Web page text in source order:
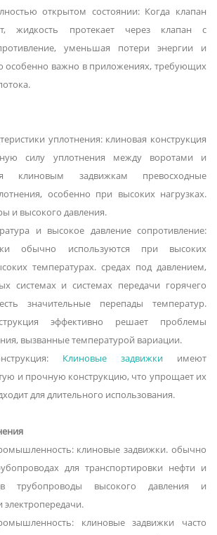
открытом состоянии: Когда клапан
жидкость протекает через клапан с
уменьшая потери энергии и
особенно важно в приложениях, требующих
уплотнения: клиновая конструкция
силу уплотнения между воротами и
клиновым задвижкам превосходные
особенно при высоких нагрузках.
и высокого давления.
и высокое давление сопротивление:
обычно используются при высоких
температурах. средах под давлением,
системах и системах передачи горячего
значительные перепады температур.
эффективно решает проблемы
вызванные температурой вариации.
Клиновые задвижки имеют
и прочную конструкцию, что упрощает их
для длительного использования.
клиновые задвижки. обычно
для транспортировки нефти и
трубопроводы высокого давления и
электропередачи.
клиновые задвижки часто